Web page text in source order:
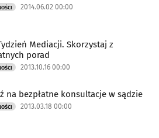
2014.06.02 00:00
Mediacji. Skorzystaj z
porad
2013.10.16 00:00
na bezpłatne konsultacje w sądzie
2013.03.18 00:00